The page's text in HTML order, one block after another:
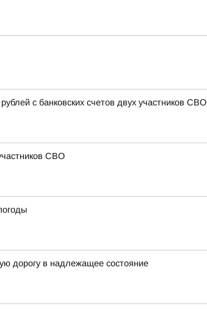
с банковских счетов двух участников СВО
СВО
дорогу в надлежащее состояние